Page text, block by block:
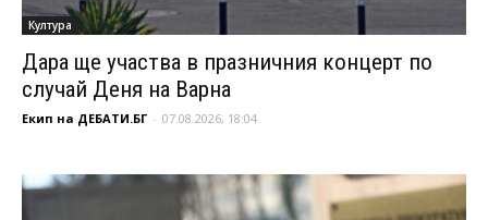
Култура
Дара ще участва в празничния концерт по
случай Деня на Варна
Екип на ДЕБАТИ.БГ - 07.08.2026, 18:04